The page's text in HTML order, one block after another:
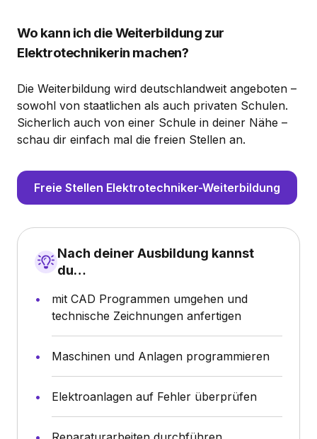
Wo kann ich die Weiterbildung zur
Elektrotechnikerin machen?
Die Weiterbildung wird deutschlandweit angeboten –
sowohl von staatlichen als auch privaten Schulen.
Sicherlich auch von einer Schule in deiner Nähe –
schau dir einfach mal die freien Stellen an.
Freie Stellen Elektrotechniker-Weiterbildung
Nach deiner Ausbildung kannst
du…
mit CAD Programmen umgehen und
technische Zeichnungen anfertigen
Maschinen und Anlagen programmieren
Elektroanlagen auf Fehler überprüfen